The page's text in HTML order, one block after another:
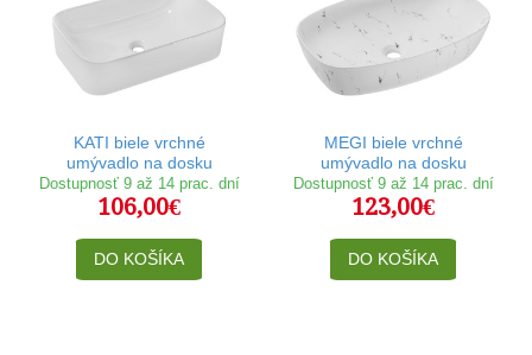
KATI biele vrchné
umývadlo na dosku
Dostupnosť 9 až 14 prac. dní
106,00€
DO KOŠÍKA
MEGI biele vrchné
umývadlo na dosku
Dostupnosť 9 až 14 prac. dní
123,00€
DO KOŠÍKA